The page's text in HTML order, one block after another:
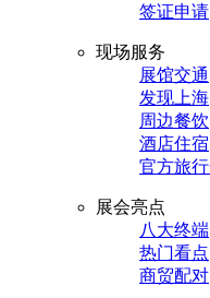
签证申请
现场服务
展馆交通
发现上海
周边餐饮
酒店住宿
官方旅
展会亮点
八大终端
热门看点
商贸配对